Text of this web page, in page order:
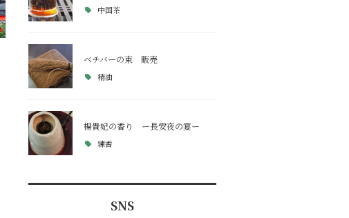
中国茶
ベチバーの束 販売
精油
楊貴妃の香り ー長安夜の宴ー
練香
SNS